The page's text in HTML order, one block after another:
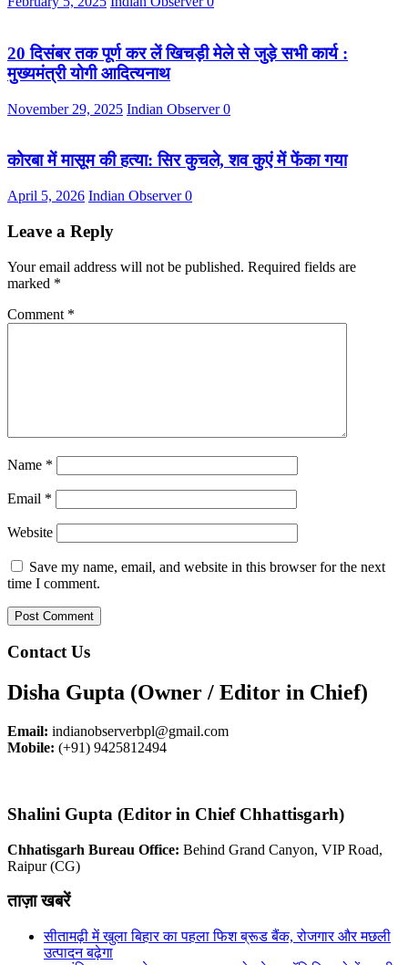
20 दिसंबर तक पूर्ण कर लें खिचड़ी मेले से जुड़े सभी कार्य :
मुख्यमंत्री योगी आदित्यनाथ
November 29, 2025 Indian Observer0
कोरबा में मासूम की हत्या: सिर कुचले, शव कुएं में फेंका गया
April 5, 2026 Indian Observer0
Leave a Reply
Your email address will not be published. Required fields are
marked *
Comment *
Name *
Email *
Website
Save my name, email, and website in this browser for the next
time I comment.
Contact Us
Disha Gupta (Owner / Editor in Chief)
Email: indianobserverbpl@gmail.com
Mobile: (+91) 9425812494
Shalini Gupta (Editor in Chief Chhattisgarh)
Chhatisgarh Bureau Office: Behind Grand Canyon, VIP Road,
Raipur (CG)
ताज़ा खबरें
सीतामढ़ी में खुला बिहार का पहला फिश ब्रूड बैंक, रोजगार और मछली
उत्पादन बढ़ेगा